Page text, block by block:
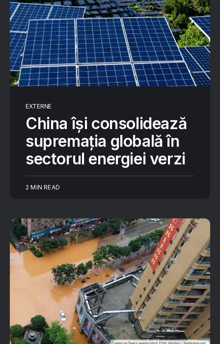
EXTERNE
China își consolidează
supremația globală în
sectorul energiei verzi
2 MIN READ